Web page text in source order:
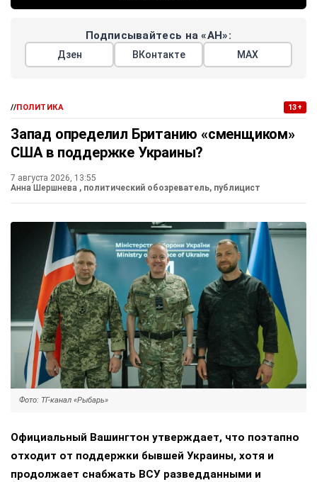
Подписывайтесь на «АН»:
Дзен ВКонтакте МАХ
//ПОЛИТИКА 13+
Запад определил Британию «сменщиком»
США в поддержке Украины?
7 августа 2026, 13:55
Анна Шершнева , политический обозреватель, публицист
Фото: ТГ-канал «Рыбарь»
Официальный Вашингтон утверждает, что поэтапно
отходит от поддержки бывшей Украины, хотя и
продолжает снабжать ВСУ разведданными и